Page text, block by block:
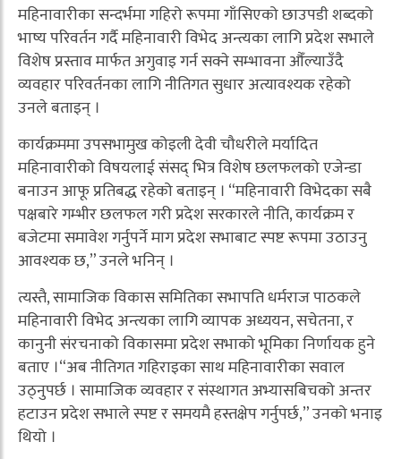
महिनावारीका सन्दर्भमा गहिरो रूपमा गाँसिएको छाउपडी शब्दको
भाष्य परिवर्तन गर्दै महिनावारी विभेद अन्त्यका लागि प्रदेश सभाले
विशेष प्रस्ताव मार्फत अगुवाइ गर्न सक्ने सम्भावना औँल्याउँदै
व्यवहार परिवर्तनका लागि नीतिगत सुधार अत्यावश्यक रहेको
उनले बताइन् ।
कार्यक्रममा उपसभामुख कोइली देवी चौधरीले मर्यादित
महिनावारीको विषयलाई संसद् भित्र विशेष छलफलको एजेन्डा
बनाउन आफू प्रतिबद्ध रहेको बताइन् । “महिनावारी विभेदका सबै
पक्षबारे गम्भीर छलफल गरी प्रदेश सरकारले नीति, कार्यक्रम र
बजेटमा समावेश गर्नुपर्ने माग प्रदेश सभाबाट स्पष्ट रूपमा उठाउनु
आवश्यक छ,” उनले भनिन् ।
त्यस्तै, सामाजिक विकास समितिका सभापति धर्मराज पाठकले
महिनावारी विभेद अन्त्यका लागि व्यापक अध्ययन, सचेतना, र
कानुनी संरचनाको विकासमा प्रदेश सभाको भूमिका निर्णायक हुने
बताए ।“अब नीतिगत गहिराइका साथ महिनावारीका सवाल
उठ्नुपर्छ । सामाजिक व्यवहार र संस्थागत अभ्यासबिचको अन्तर
हटाउन प्रदेश सभाले स्पष्ट र समयमै हस्तक्षेप गर्नुपर्छ,” उनको भनाइ
थियो ।